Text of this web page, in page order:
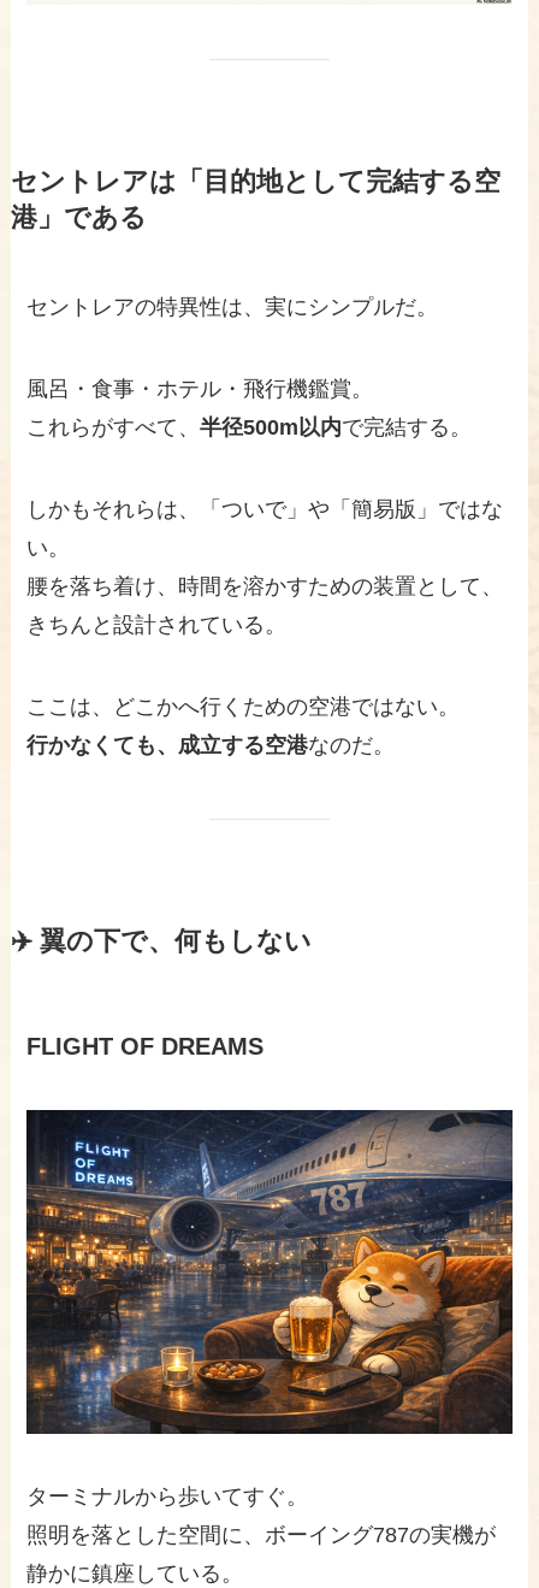
セントレアは「目的地として完結する空
港」である
セントレアの特異性は、実にシンプルだ。
風呂・食事・ホテル・飛行機鑑賞。
これらがすべて、半径500m以内で完結する。
しかもそれらは、「ついで」や「簡易版」ではな
い。
腰を落ち着け、時間を溶かすための装置として、
きちんと設計されている。
ここは、どこかへ行くための空港ではない。
行かなくても、成立する空港なのだ。
✈️ 翼の下で、何もしない
FLIGHT OF DREAMS
ターミナルから歩いてすぐ。
照明を落とした空間に、ボーイング787の実機が
静かに鎮座している。